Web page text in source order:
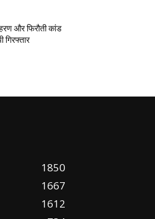
और फिरौती कांड
गिरफ्तार
1850
1667
1612